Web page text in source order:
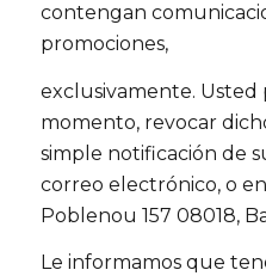
contengan
promociones,
exclusivamente.
momento, revocar
simple notificación de
correo electrónico, o
Poblenou 157 08018,
Le informamos que